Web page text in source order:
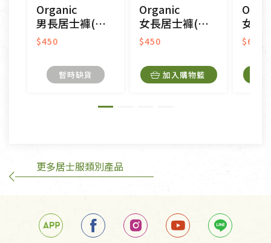
接受原片換新。
衣飾鞋類-如T恤，如於送達後水洗或污損者。
美容保養用品、內衣褲、襪子、口罩等私人消耗性產
內衣褲、襪子、口罩個人衛生用品除商品本身有瑕疵
外,依據《通訊交易解除權合理例外情事適用準
訂購手抄稿退貨需知：
若未保持原包裝方式或未使用原箱退回，導致書籍有
任何折損、磨損、污損或凹角，將不接受退貨，也不
Organic
男長居士褲(吸溼排汗)
$450
暫時缺貨
Organic
女長居士褲(吸溼排汗)
$450
加入購物籃
女短居士
$650
更多居士服類別產品